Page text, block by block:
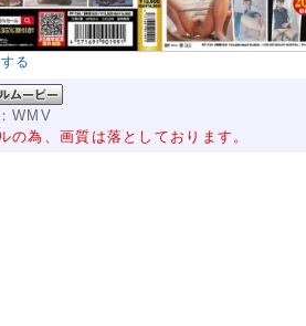
る
WMV
の為、画質は落としております。